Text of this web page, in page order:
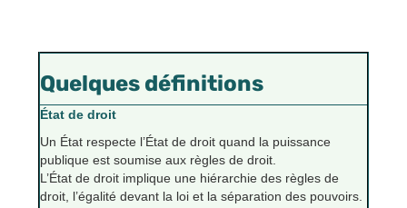
Quelques définitions
État de droit
Un État respecte l’État de droit quand la puissance
publique est soumise aux règles de droit.
L’État de droit implique une hiérarchie des règles de
droit, l’égalité devant la loi et la séparation des pouvoirs.